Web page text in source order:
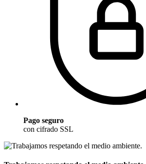
Pago seguro
con cifrado SSL